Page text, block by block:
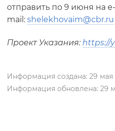
отправить по 9 июня на е-
mail: shelekhovaim@cbr.ru
Проект Указания: https://
Информация создана: 29 мая
Информация обновлена: 29